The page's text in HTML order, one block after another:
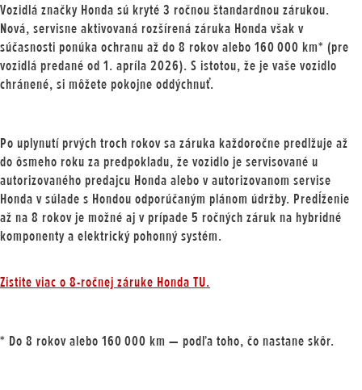
Vozidlá značky Honda sú kryté 3 ročnou štandardnou zárukou.
Nová, servisne aktivovaná rozšírená záruka Honda však v
súčasnosti ponúka ochranu až do 8 rokov alebo 160 000 km* (pre
vozidlá predané od 1. apríla 2026). S istotou, že je vaše vozidlo
chránené, si môžete pokojne oddýchnuť.
Po uplynutí prvých troch rokov sa záruka každoročne predlžuje až
do ôsmeho roku za predpokladu, že vozidlo je servisované u
autorizovaného predajcu Honda alebo v autorizovanom servise
Honda v súlade s Hondou odporúčaným plánom údržby. Predĺženie
až na 8 rokov je možné aj v prípade 5 ročných záruk na hybridné
komponenty a elektrický pohonný systém.
Zistite viac o 8-ročnej záruke Honda TU.
* Do 8 rokov alebo 160 000 km — podľa toho, čo nastane skôr.